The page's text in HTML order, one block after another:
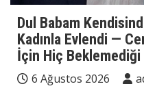
Dul Babam
Kadınla Evlendi —
İçin Hiç Beklemediği
6 Ağustos 2026